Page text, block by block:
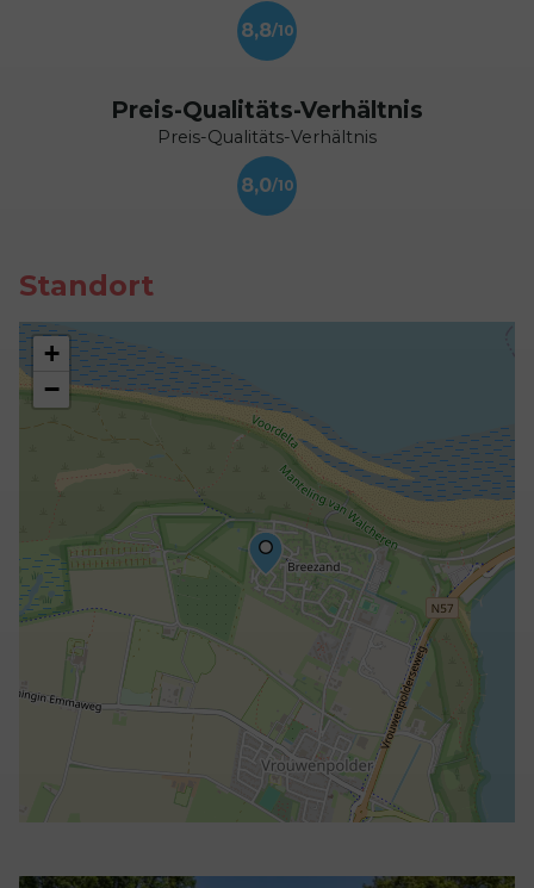
8,8
Preis-Qualitäts-Verhältnis
Preis-Qualitäts-Verhältnis
8,0
Standort
+
−